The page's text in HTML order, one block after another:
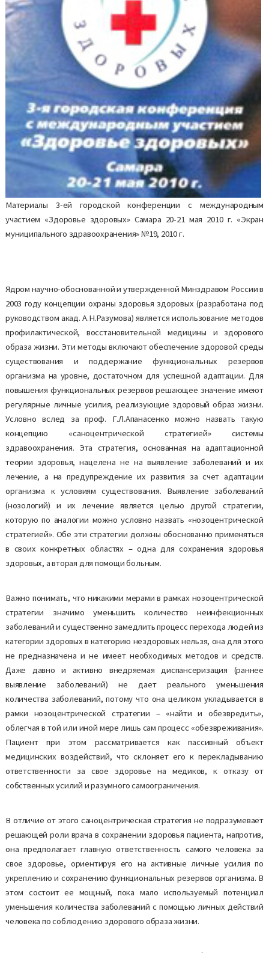
Материалы 3-ей городской конференции с международным
участием «Здоровье здоровых» Самара 20-21 мая 2010 г. «Экран
муниципального здравоохранения» №19, 2010 г.
Ядром научно-обоснованной и утвержденной Минздравом России в
2003 году концепции охраны здоровья здоровых (разработана под
руководством акад. А.Н.Разумова) является использование методов
профилактической, восстановительной медицины и здорового
образа жизни. Эти методы включают обеспечение здоровой среды
существования и поддержание функциональных резервов
организма на уровне, достаточном для успешной адаптации. Для
повышения функциональных резервов решающее значение имеют
регулярные личные усилия, реализующие здоровый образ жизни.
Условно вслед за проф. Г.Л.Апанасенко можно назвать такую
концепцию «саноцентрической стратегией» системы
здравоохранения. Эта стратегия, основанная на адаптационной
теории здоровья, нацелена не на выявление заболеваний и их
лечение, а на предупреждение их развития за счет адаптации
организма к условиям существования. Выявление заболеваний
(нозологий) и их лечение является целью другой стратегии,
которую по аналогии можно условно назвать «нозоцентрической
стратегией». Обе эти стратегии должны обоснованно применяться
в своих конкретных областях – одна для сохранения здоровья
здоровых, а вторая для помощи больным.
Важно понимать, что никакими мерами в рамках нозоцентрической
стратегии значимо уменьшить количество неинфекционных
заболеваний и существенно замедлить процесс перехода людей из
категории здоровых в категорию нездоровых нельзя, она для этого
не предназначена и не имеет необходимых методов и средств.
Даже давно и активно внедряемая диспансеризация (раннее
выявление заболеваний) не дает реального уменьшения
количества заболеваний, потому что она целиком укладывается в
рамки нозоцентрической стратегии – «найти и обезвредить»,
облегчая в той или иной мере лишь сам процесс «обезвреживания».
Пациент при этом рассматривается как пассивный объект
медицинских воздействий, что склоняет его к перекладыванию
ответственности за свое здоровье на медиков, к отказу от
собственных усилий и разумного самоограничения.
В отличие от этого саноцентрическая стратегия не подразумевает
решающей роли врача в сохранении здоровья пациента, напротив,
она предполагает главную ответственность самого человека за
свое здоровье, ориентируя его на активные личные усилия по
укреплению и сохранению функциональных резервов организма. В
этом состоит ее мощный, пока мало используемый потенциал
уменьшения количества заболеваний с помощью личных действий
человека по соблюдению здорового образа жизни.